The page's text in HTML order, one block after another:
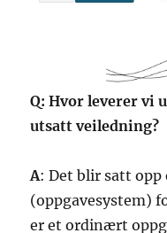
Q: Hvor leverer vi
utsatt veiledning?
A: Det blir satt opp
(oppgavesystem)
er et ordinært